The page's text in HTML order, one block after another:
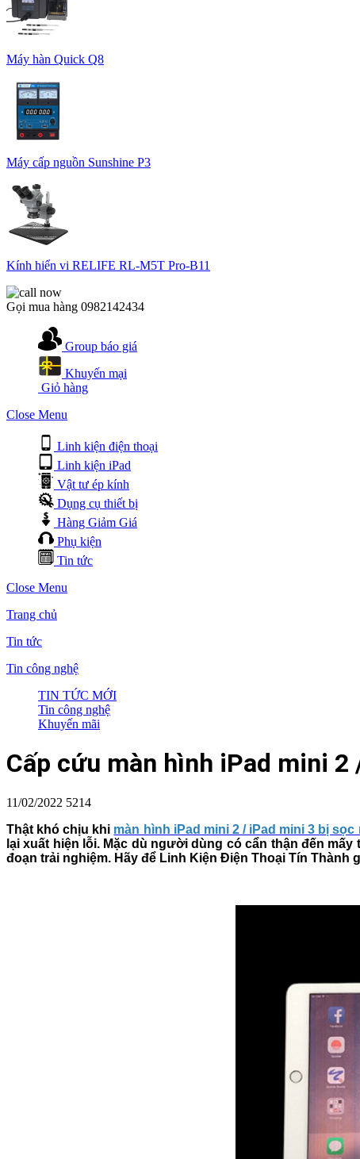
Máy hàn Quick Q8
Máy cấp nguồn Sunshine P3
Kính hiển vi RELIFE RL-M5T Pro-B11
Gọi mua hàng 0982142434
Group báo giá
Khuyến mại
Giỏ hàng
Close Menu
Linh kiện điện thoại
Linh kiện iPad
Vật tư ép kính
Dụng cụ thiết bị
Hàng Giảm Giá
Phụ kiện
Tin tức
Close Menu
Trang chủ
Tin tức
Tin công nghệ
TIN TỨC MỚI
Tin công nghệ
Khuyến mãi
Cấp cứu màn hình iPad mini
11/02/2022 5214
Thật khó chịu khi màn hình iPad mini 2 / iPad mini 3 bị sọc
lại xuất hiện lỗi. Mặc dù người dùng có cẩn thận đến
đoạn trải nghiệm. Hãy để Linh Kiện Điện Thoại Tín Thành